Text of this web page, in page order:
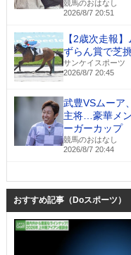
競馬のおはなし
2026/8/7 20:51
【2歳次走報
ずらん賞で芝
サンケイスポーツ
2026/8/7 20:45
武豊VSムーア
主将…豪華メ
ーガーカップ
競馬のおはなし
2026/8/7 20:44
おすすめ記事（Doスポーツ）